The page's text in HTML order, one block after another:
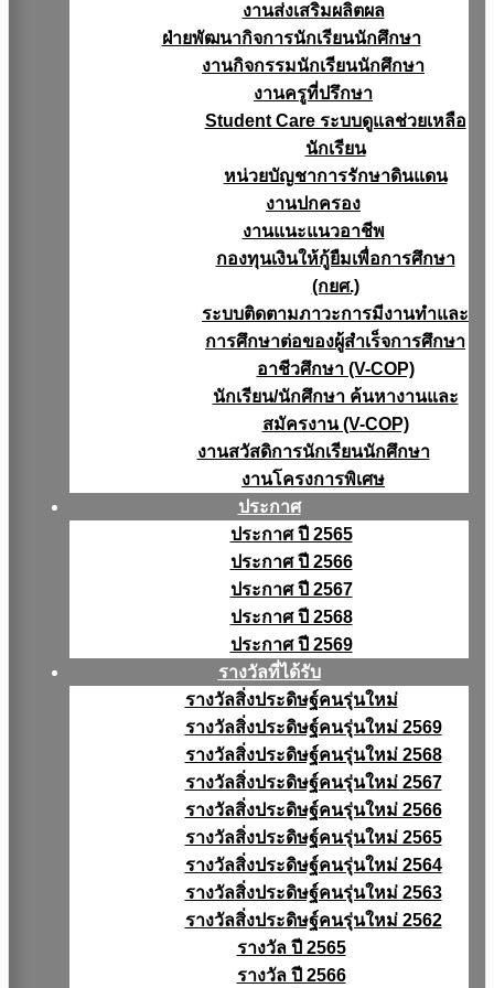
งานส่งเสริมผลิตผล
ฝ่ายพัฒนากิจการนักเรียนนักศึกษา
งานกิจกรรมนักเรียนนักศึกษา
งานครูที่ปรึกษา
Student Care ระบบดูแลช่วยเหลือ
นักเรียน
หน่วยบัญชาการรักษาดินแดน
งานปกครอง
งานแนะแนวอาชีพ
กองทุนเงินให้กู้ยืมเพื่อการศึกษา
(กยศ.)
ระบบติดตามภาวะการมีงานทำและ
การศึกษาต่อของผู้สำเร็จการศึกษา
อาชีวศึกษา (V-COP)
นักเรียน/นักศึกษา ค้นหางานและ
สมัครงาน (V-COP)
งานสวัสดิการนักเรียนนักศึกษา
งานโครงการพิเศษ
ประกาศ
ประกาศ ปี 2565
ประกาศ ปี 2566
ประกาศ ปี 2567
ประกาศ ปี 2568
ประกาศ ปี 2569
รางวัลที่ได้รับ
รางวัลสิ่งประดิษฐ์คนรุ่นใหม่
รางวัลสิ่งประดิษฐ์คนรุ่นใหม่ 2569
รางวัลสิ่งประดิษฐ์คนรุ่นใหม่ 2568
รางวัลสิ่งประดิษฐ์คนรุ่นใหม่ 2567
รางวัลสิ่งประดิษฐ์คนรุ่นใหม่ 2566
รางวัลสิ่งประดิษฐ์คนรุ่นใหม่ 2565
รางวัลสิ่งประดิษฐ์คนรุ่นใหม่ 2564
รางวัลสิ่งประดิษฐ์คนรุ่นใหม่ 2563
รางวัลสิ่งประดิษฐ์คนรุ่นใหม่ 2562
รางวัล ปี 2565
รางวัล ปี 2566